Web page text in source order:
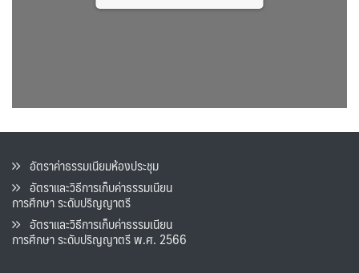
อัตราค่าธรรมเนียมห้องประชุม
อัตราและวิธีการเก็บค่าธรรมเนียน
การศึกษา ระดับปริญญาตรี
อัตราและวิธีการเก็บค่าธรรมเนียน
การศึกษา ระดับปริญญาตรี พ.ศ. 2566